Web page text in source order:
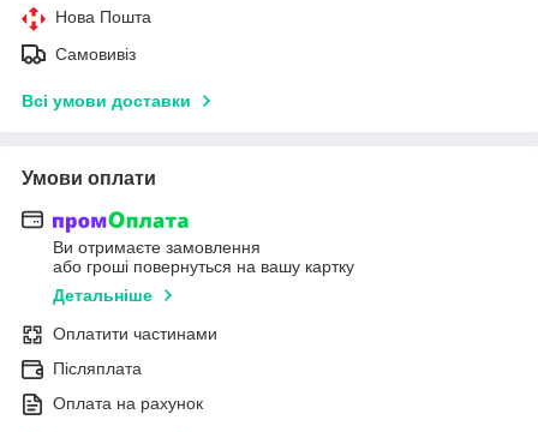
Нова Пошта
Самовивіз
Всі умови доставки
Умови оплати
Ви отримаєте замовлення
або гроші повернуться на вашу картку
Детальніше
Оплатити частинами
Післяплата
Оплата на рахунок